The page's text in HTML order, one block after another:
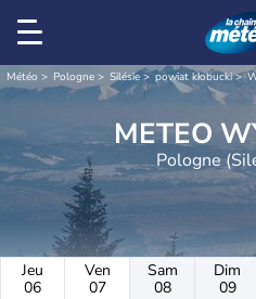
Météo Pologne Silésie powiat kłobucki
Pologne
Jeu
06
Ven
07
Sam
08
Dim
09